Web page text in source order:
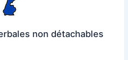
non détachables